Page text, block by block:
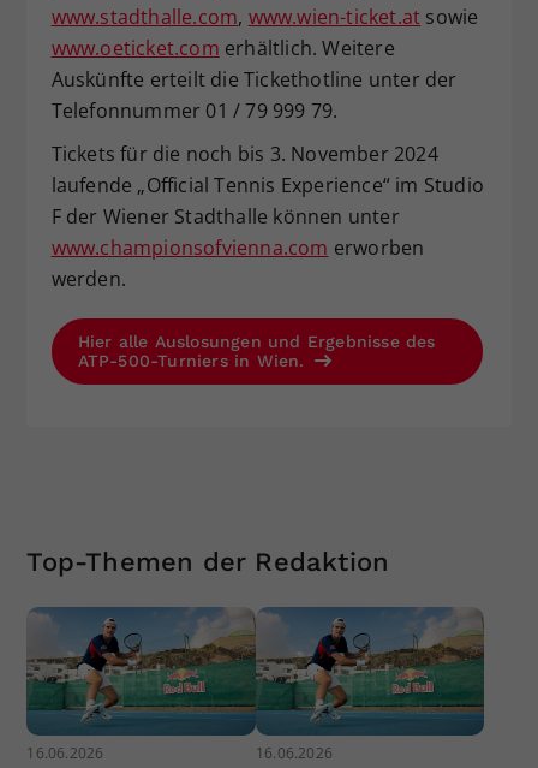
www.stadthalle.com, www.wien-ticket.at sowie
www.oeticket.com erhältlich. Weitere
Auskünfte erteilt die Tickethotline unter der
Telefonnummer 01 / 79 999 79.
Tickets für die noch bis 3. November 2024
laufende „Official Tennis Experience“ im Studio
F der Wiener Stadthalle können unter
www.championsofvienna.com erworben
werden.
Hier alle Auslosungen und Ergebnisse des
ATP-500-Turniers in Wien.
Top-Themen der Redaktion
16.06.2026 16.06.2026